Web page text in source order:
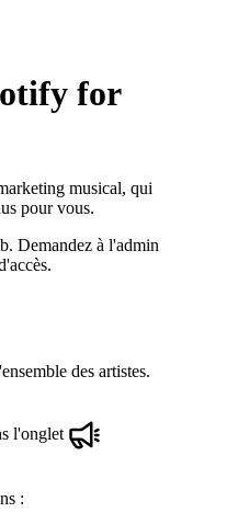
for
musical, qui
pour vous.
Demandez à l'admin
des artistes.
l'onglet
: